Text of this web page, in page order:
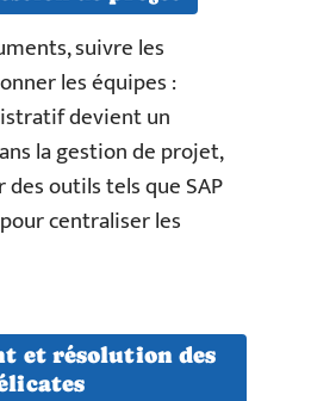
suivre les
les équipes :
devient un
la gestion de projet,
des outils tels que SAP
centraliser les
et résolution des